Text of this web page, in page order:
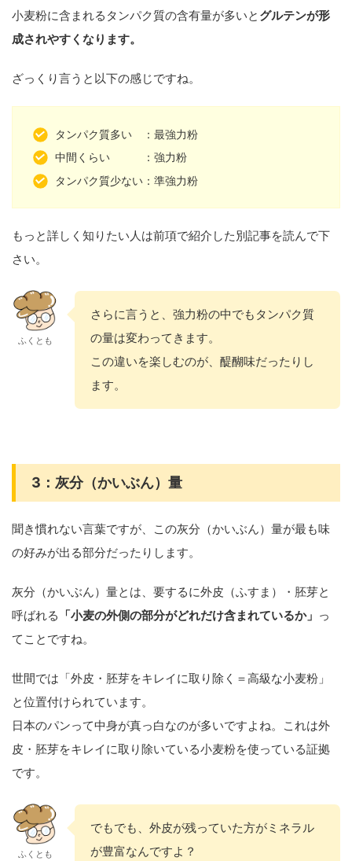
小麦粉に含まれるタンパク質の含有量が多いと グルテンが形
成されやすくなります。
ざっくり言うと以下の感じですね。
タンパク質多い ：最強力粉
中間くらい ：強力粉
タンパク質少ない：準強力粉
もっと詳しく知りたい人は前項で紹介した別記事を読んで下
さい。
ふくとも
さらに言うと、強力粉の中でもタンパク質
の量は変わってきます。
この違いを楽しむのが、醍醐味だったりし
ます。
3：灰分（かいぶん）量
聞き慣れない言葉ですが、この灰分（かいぶん）量が最も味
の好みが出る部分だったりします。
灰分（かいぶん）量とは、要するに外皮（ふすま）・胚芽と
呼ばれる 「小麦の外側の部分がどれだけ含まれているか」 っ
てことですね。
世間では「外皮・胚芽をキレイに取り除く＝高級な小麦粉」
と位置付けられています。
日本のパンって中身が真っ白なのが多いですよね。これは外
皮・胚芽をキレイに取り除いている小麦粉を使っている証拠
です。
ふくとも
でもでも、外皮が残っていた方がミネラル
が豊富なんですよ？